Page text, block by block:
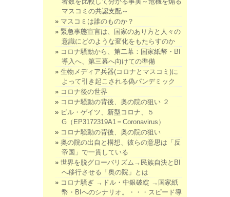
マスコミの共認支配～
マスコミは誰のものか？
緊急事態宣言は、国家のあり方と人々の
意識にどのような変化をもたらすのか
コロナ騒動から、第二幕：国家紙幣・BI
導入へ、第三幕へ向けての準備
生物メディア兵器(コロナとマスコミ)に
よって引き起こされる偽パンデミック
コロナ後の世界
コロナ騒動の背後、奥の院の狙い ２
ビル・ゲイツ、新型コロナ、５
G（EP3172319A1＝Coronavirus）
コロナ騒動の背後、奥の院の狙い
奥の院の出自と構想、彼らの意思は「反
帝国」で一貫している
世界を脱グローバリズム→民族自決とBI
へ移行させる「奥の院」とは
コロナ騒ぎ →ドル・中銀破綻 →国家紙
幣・BIへのシナリオ。・・・スピード導